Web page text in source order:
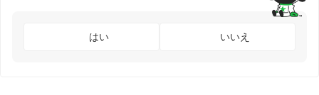
はい いいえ